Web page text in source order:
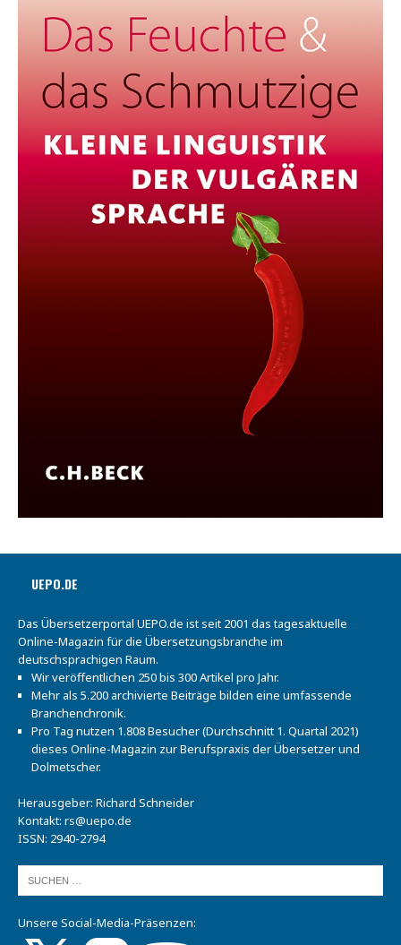
UEPO.DE
Das Übersetzerportal UEPO.de ist seit 2001 das tagesaktuelle
Online-Magazin für die Übersetzungsbranche im
deutschsprachigen Raum.
Wir veröffentlichen 250 bis 300 Artikel pro Jahr.
Mehr als 5.200 archivierte Beiträge bilden eine umfassende
Branchenchronik.
Pro Tag nutzen 1.808 Besucher (Durchschnitt 1. Quartal 2021)
dieses Online-Magazin zur Berufspraxis der Übersetzer und
Dolmetscher.
Herausgeber: Richard Schneider
Kontakt: rs@uepo.de
ISSN: 2940-2794
Unsere Social-Media-Präsenzen: